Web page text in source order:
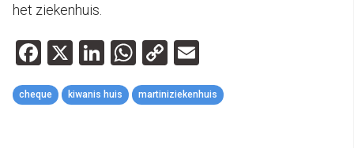
het ziekenhuis.
Facebook
X LinkedIn
WhatsApp
Copy
Link
cheque kiwanis huis martiniziekenhuis